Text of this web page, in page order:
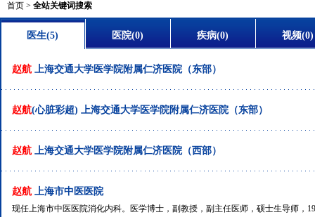
首页 > 全站关键词搜索
医生(5) 医院(0) 疾病(0) 视频(0)
赵航 上海交通大学医学院附属仁济医院（东部）
赵航(心脏彩超) 上海交通大学医学院附属仁济医院（东部）
赵航 上海交通大学医学院附属仁济医院（西部）
赵航 上海市中医医院
现任上海市中医医院消化内科。医学博士，副教授，副主任医师，硕士生导师